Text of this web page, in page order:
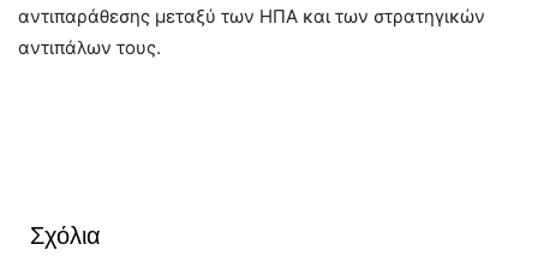
αντιπαράθεσης μεταξύ των ΗΠΑ και των στρατηγικών
αντιπάλων τους.
Σχόλια